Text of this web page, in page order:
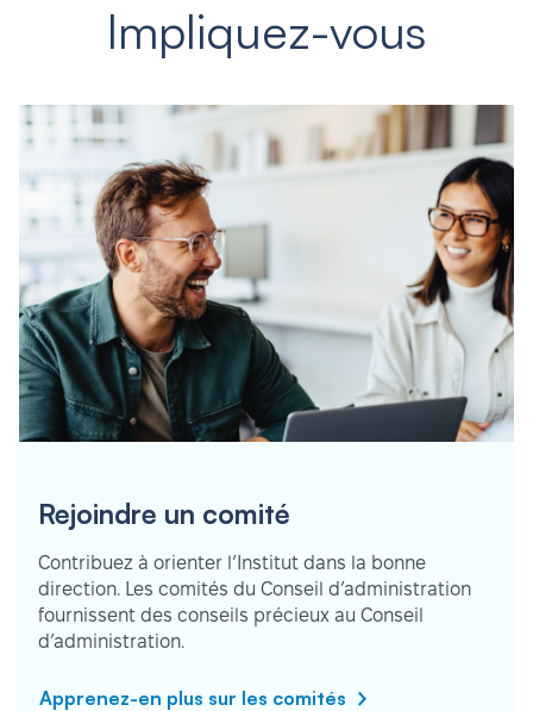
Impliquez-vous
Rejoindre un comité
Contribuez à orienter l’Institut dans la bonne
direction. Les comités du Conseil d’administration
fournissent des conseils précieux au Conseil
d’administration.
Apprenez-en plus sur les comités